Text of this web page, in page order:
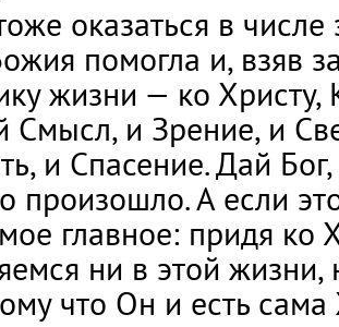
оказаться в
помогла и, взяв
жизни — ко Христу,
Смысл, и Зрение, и
и Спасение. Дай
произошло. А если
главное: придя ко
ни в этой
что Он и есть